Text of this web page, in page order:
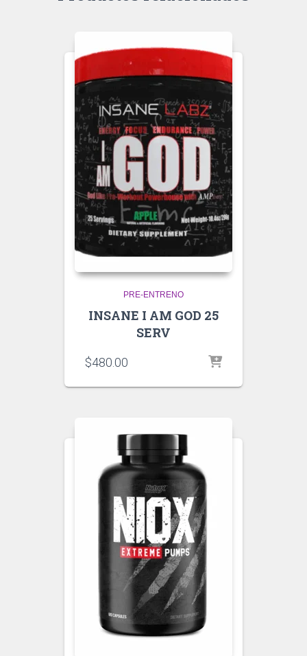
PRE-ENTRENO
INSANE I AM GOD 25
SERV
$480.00